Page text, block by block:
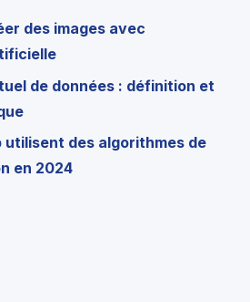
des images avec
de données : définition et
utilisent des algorithmes de
en 2024